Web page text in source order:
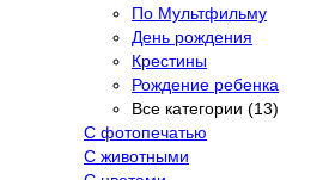
По Мультфильму
День рождения
Крестины
Рождение ребенка
Все категории (13)
С фотопечатью
C животными